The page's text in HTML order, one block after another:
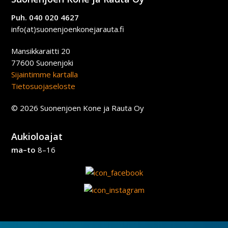
Puh. 040 020 4627
info(at)suonenjoenkonejarauta.fi
Mansikkaraitti 20
77600 Suonenjoki
Sijaintimme kartalla
Tietosuojaseloste
© 2026 Suonenjoen Kone ja Rauta Oy
Aukioloajat
ma–to 8–16